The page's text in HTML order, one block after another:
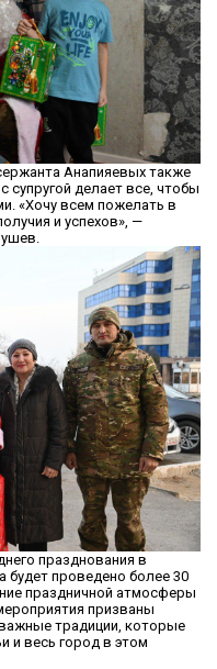
Анапияевых также
супругой делает все, чтобы
«Хочу всем пожелать в
и успехов», —
празднования в
будет проведено более 30
праздничной атмосферы
призваны
традиции, которые
и весь город в этом